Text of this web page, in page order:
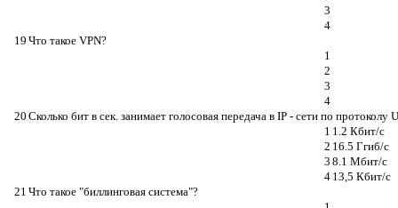
3
4
19 Что такое VPN?
1
2
3
4
20 Сколько бит в сек. занимает голосовая передача в IP - сети по протоколу
1 1.2 Кбит/с
2 16.5 Ггиб/c
3 8.1 Мбит/c
4 13,5 Кбит/с
21 Что такое "биллинговая система"?